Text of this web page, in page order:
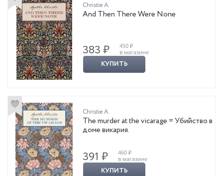
Christie A.
And Then There Were None
383 ₽
450 ₽
в магазине
КУПИТЬ
Christie A.
The murder at the vicarage = Убийство в
доме викария.
391 ₽
460 ₽
в магазине
КУПИТЬ